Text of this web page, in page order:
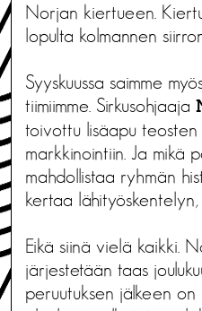
Norjan kiertueen.
lopulta kolmannen
Syyskuussa saimme
tiimiimme. Sirkusohjaaja
toivottu lisäapu teosten
markkinointiin. Ja mikä
mahdollistaa ryhmän
kertaa
Eikä siinä vielä kaikki.
järjestetään taas
peruutuksen jälkeen